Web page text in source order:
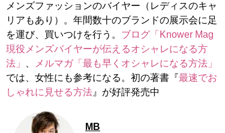
メンズファッションのバイヤー（レディスのキャ
リアもあり）。年間数十のブランドの展示会に足
を運び、買いつけを行う。 ブログ「Knower Mag
現役メンズバイヤーが伝えるオシャレになる方
法」
メルマガ「最も早くオシャレになる方法」
では、女性にも参考になる。初の著書『最速でお
しゃれに見せる方法 』が好評発売中
MB